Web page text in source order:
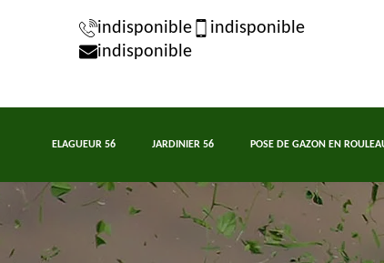
indisponible
indisponible
indisponible
ELAGUEUR 56 JARDINIER 56 POSE DE GAZON EN